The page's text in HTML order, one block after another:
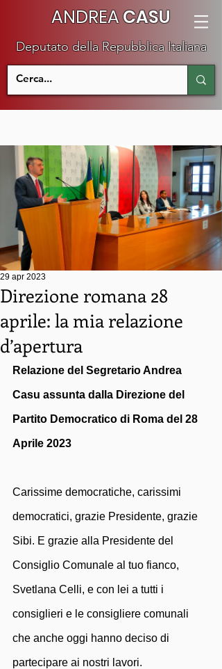
ANDREACASU
Deputato della Repubblica Italiana
Direzione romana 28
aprile: la mia relazione
d’apertura
29 apr 2023
Relazione del Segretario Andrea
Casu assunta dalla Direzione del
Partito Democratico di Roma del 28
Aprile 2023
Carissime democratiche, carissimi
democratici, grazie Presidente, grazie
Sibi. E grazie alla Presidente del
Consiglio Comunale al tuo fianco,
Svetlana Celli, e con lei a tutti i
consiglieri e le consigliere comunali
che anche oggi hanno deciso di
partecipare ai nostri lavori.